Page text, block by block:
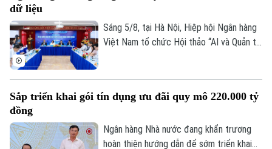
Thời sự
Hà Nội
Chính trị
Xã hội
An ninh trật tự
Hà Nội
Người Hà Nội
Khoảnh khắc Hà Nội
Tin tức
Quân sự
Kinh tế
index tăng 7,18 điểm (2,51%) lên 293,59
điểm.
dữ liệu
Sáng 5/8, tại Hà Nội, Hiệp hội Ngân hàng
Việt Nam tổ chức Hội thảo “AI và Quản trị
mại, doanh nghiệp công nghệ và chuyên
Sắp triển khai gói tín dụng ưu đãi quy mô 220.000 tỷ
đồng
Ngân hàng Nhà nước đang khẩn trương
hoàn thiện hướng dẫn để sớm triển khai